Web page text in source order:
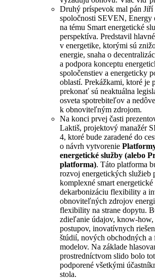
Druhý príspevok mal pán Jiří
spoločnosti SEVEN, Energy
na tému Smart energetické
perspektíva. Predstavil
v energetike, ktorými sú
energie, snaha o
a podpora konceptu
spoločenstiev a energeticky
oblastí. Prekážkami, ktoré je
prekonať sú neaktuálna
osveta spotrebiteľov a
k obnoviteľným zdrojom.
Na konci prvej časti
Laktiš, projektový manažér
4, ktoré bude zaradené do
o návrh vytvorenie
energetické služby (alebo
platforma). Táto platforma
rozvoj energetických služieb
komplexné smart energetické
dekarbonizáciu flexibility a
obnoviteľných zdrojov
flexibility na strane dopytu.
zdieľanie údajov, know-how,
postupov, inovatívnych
štúdií, nových obchodných a
modelov. Na základe
prostredníctvom slido bolo
podporené všetkými
stola.